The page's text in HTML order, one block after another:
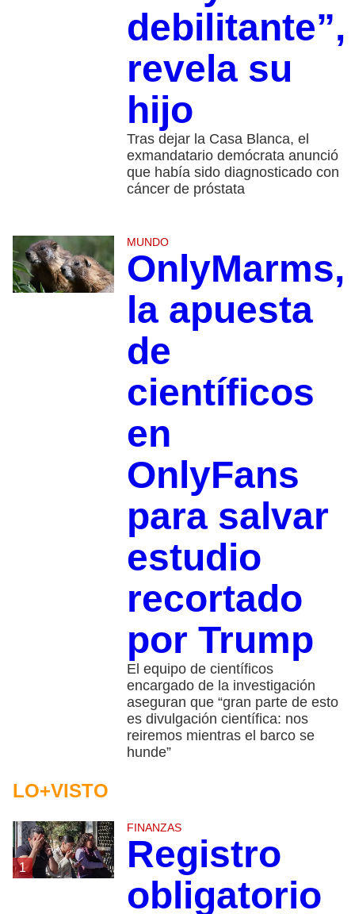
debilitante”,
revela su
hijo
Tras dejar la Casa Blanca, el
exmandatario demócrata anunció
que había sido diagnosticado con
cáncer de próstata
MUNDO
OnlyMarms,
la apuesta
de
científicos
en
OnlyFans
para salvar
estudio
recortado
por Trump
El equipo de científicos
encargado de la investigación
aseguran que “gran parte de esto
es divulgación científica: nos
reiremos mientras el barco se
hunde”
LO+VISTO
1
FINANZAS
Registro
obligatorio